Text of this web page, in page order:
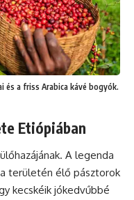
és a friss Arabica kávé bogyók.
Etiópiában
A legenda
területén élő pásztorok
kecskéik jókedvűbbé